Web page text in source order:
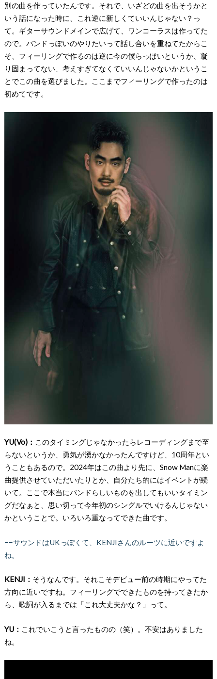
別の曲を作っていたんです。それで、いざどの曲を出そうかと
いう話になった時に、これ逆に新しくていいんじゃない？っ
て。ギターサウンドメインで広げて、ワンコーラスは作ってた
ので。バンドっぽいのやりたいって話し合いを重ねてたからこ
そ、フィーリングで作るのは逆に今の僕らっぽいというか、凝
り固まってない、考えすぎてなくていいんじゃないかというこ
とでこの曲を選びました。ここまでフィーリングで作ったのは
初めてです。
YU(Vo)： このタイミングじゃなかったらレコーディングまで至
らないというか、勇気が湧かなかったんですけど、10周年とい
うこともあるので。2024年はこの曲より先に、Snow Manに楽
曲提供させていただいたりとか、自分たち的にはイベントが続
いて。ここで本当にバンドらしいものを出してもいいタイミン
グだなぁと、思い切って今年初のシングルでいけるんじゃない
かということで。いろいろ重なってできた曲です。
−−サウンドはUKっぽくて、KENJIさんのルーツに近いですよ
ね。
KENJI： そうなんです。それこそデビュー前の時期にやってた
方向に近いですね。フィーリングでできたものを持ってきたか
ら、歌詞が入るまでは「これ大丈夫かな？」って。
YU： これでいこうと言ったものの（笑）。不安はありました
ね。